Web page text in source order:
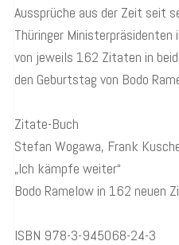
Aussprüche aus der Zeit seit
Thüringer Ministerpräsidenten
von jeweils 162 Zitaten in
den Geburtstag von Bodo
Zitate-Buch
Stefan Wogawa, Frank
„Ich kämpfe weiter“
Bodo Ramelow in 162 neuen
ISBN 978-3-945068-24-3